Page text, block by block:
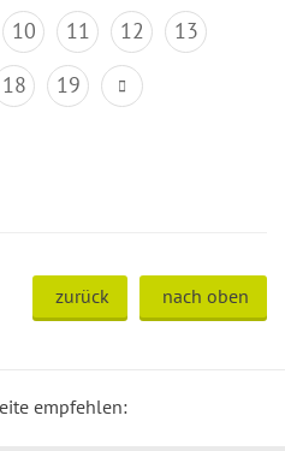
10 11 12
13
18 19
zurück nach oben
empfehlen: